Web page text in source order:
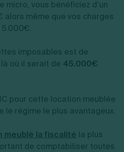
micro, vous bénéficiez d’un
même que vos charges
5.000€.
imposables est de
là où il serait de 45.000€
pour cette location meublée
le régime le plus avantageux.
meublé la fiscalité la plus
de comptabiliser toutes